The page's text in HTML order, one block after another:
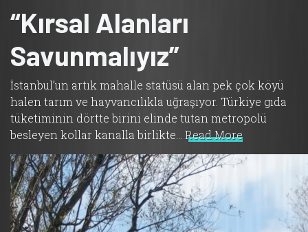
“Kırsal Alanları
Savunmalıyız”
İstanbul’un artık mahalle statüsü alan pek çok köyü
halen tarım ve hayvancılıkla uğraşıyor. Türkiye gıda
tüketiminin dörtte birini elinde tutan metropolü
besleyen kollar kanalla birlikte… Read More